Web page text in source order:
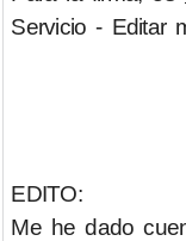
Servicio - Editar
EDITO:
Me he dado